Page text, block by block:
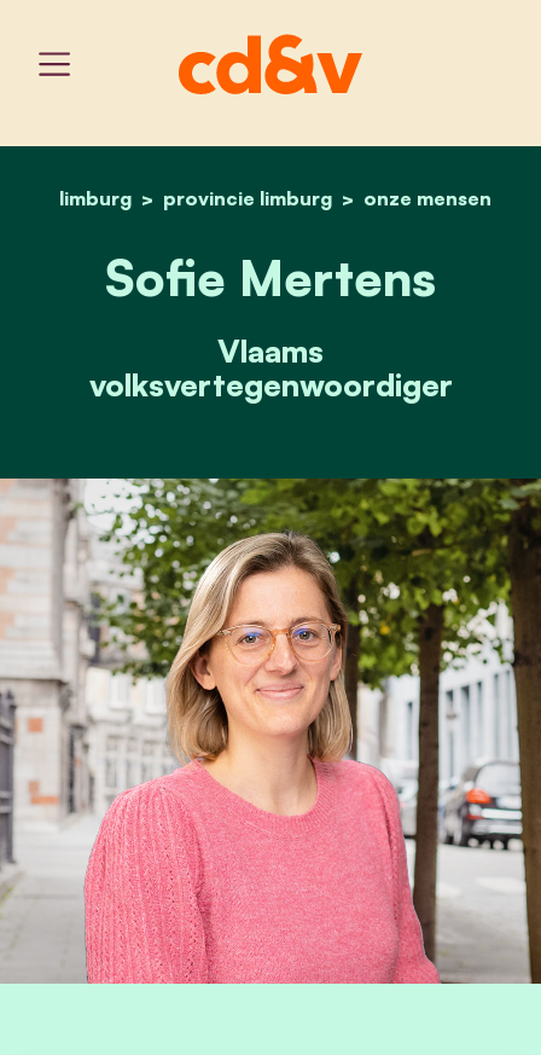
home
limburg provincie limburg onze mensen
sofie mertens
Sofie Mertens
Vlaams
volksvertegenwoordiger